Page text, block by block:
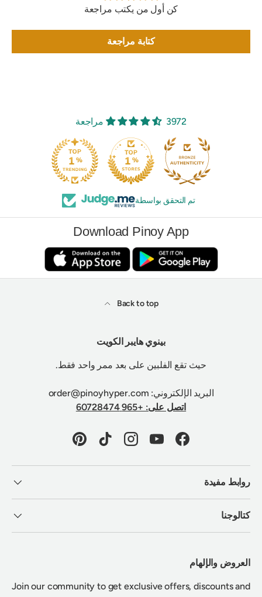
كن أول من يكتب مراجعة
كتابة مراجعة
3972 مراجعة
تم التحقق بواسطة
Download Pinoy App
Back to top
بينوي هايبر الكويت
حيث تقع الفلبين على بعد ممر واحد فقط.
البريد الإلكتروني: order@pinoyhyper.com
اتصل على: +965 60728474
Facebook
YouTube
Instagram
TikTok
Pinterest
روابط مفيدة
كتالوجنا
العروض والإلهام
Join our community to get exclusive offers, discounts and